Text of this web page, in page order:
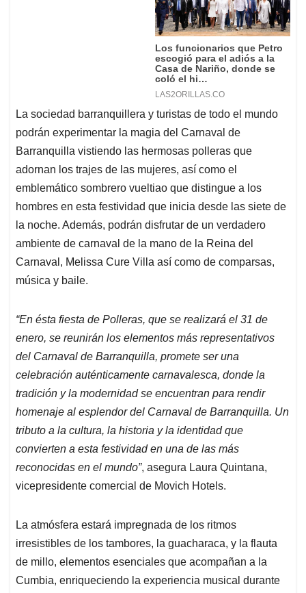
La sociedad barranquillera y turistas de todo el mundo
podrán experimentar la magia del Carnaval de
Barranquilla vistiendo las hermosas polleras que
adornan los trajes de las mujeres, así como el
emblemático sombrero vueltiao que distingue a los
hombres en esta festividad que inicia desde las siete de
la noche. Además, podrán disfrutar de un verdadero
ambiente de carnaval de la mano de la Reina del
Carnaval, Melissa Cure Villa así como de comparsas,
música y baile.
“En ésta fiesta de Polleras, que se realizará el 31 de
enero, se reunirán los elementos más representativos
del Carnaval de Barranquilla, promete ser una
celebración auténticamente carnavalesca, donde la
tradición y la modernidad se encuentran para rendir
homenaje al esplendor del Carnaval de Barranquilla. Un
tributo a la cultura, la historia y la identidad que
convierten a esta festividad en una de las más
reconocidas en el mundo”, asegura Laura Quintana,
vicepresidente comercial de Movich Hotels.
La atmósfera estará impregnada de los ritmos
irresistibles de los tambores, la guacharaca, y la flauta
de millo, elementos esenciales que acompañan a la
Cumbia, enriqueciendo la experiencia musical durante